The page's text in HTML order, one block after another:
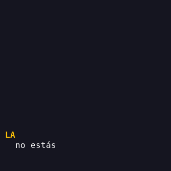
LA
no estás